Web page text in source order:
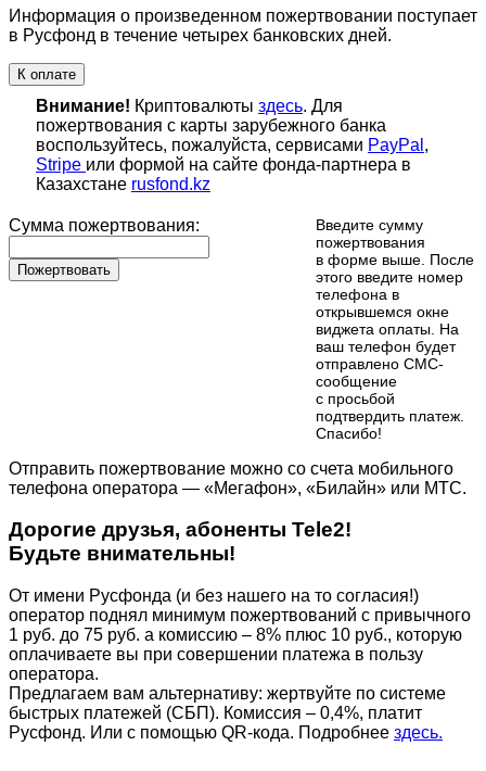
Информация о произведенном пожертвовании поступает
в Русфонд в течение четырех банковских дней.
К оплате
Внимание! Криптовалюты здесь. Для
пожертвования с карты зарубежного банка
воспользуйтесь, пожалуйста, сервисами PayPal ,
Stripe или формой на сайте фонда-партнера в
Казахстане rusfond.kz
Сумма пожертвования:
Пожертвовать
Введите сумму
пожертвования
в форме выше. После
этого введите номер
телефона в
открывшемся окне
виджета оплаты. На
ваш телефон будет
отправлено СМС-
сообщение
с просьбой
подтвердить платеж.
Cпасибо!
Отправить пожертвование можно со счета мобильного
телефона оператора — «Мегафон», «Билайн» или МТС.
Дорогие друзья, абоненты Tele2!
Будьте внимательны!
От имени Русфонда (и без нашего на то согласия!)
оператор поднял минимум пожертвований с привычного
1 руб. до 75 руб. а комиссию – 8% плюс 10 руб., которую
оплачиваете вы при совершении платежа в пользу
оператора.
Предлагаем вам альтернативу: жертвуйте по cистеме
быстрых платежей (СБП). Комиссия – 0,4%, платит
Русфонд. Или с помощью QR-кода. Подробнее здесь.